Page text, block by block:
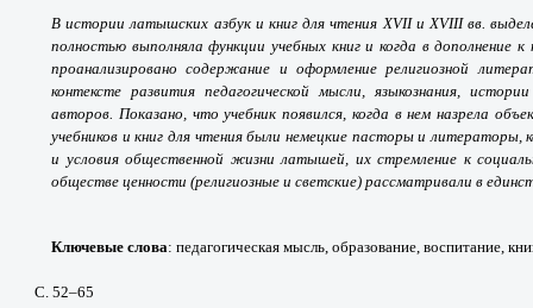
В истории латышских азбук и книг для чтения XVII и XVIII вв.
полностью выполняла функции учебных книг и когда в дополнение
проанализировано содержание и оформление религиозной
контексте развития педагогической мысли,языкознания,
авторов. Показано, что учебник появился, когда в нем назрела
учебников и книг для чтения были немецкие пасторы и литераторы,
и условия общественной жизни латышей, их стремление к
обществе ценности (религиозные и светские) рассматривали в
Ключевые слова: педагогическая мысль, образование, воспитание,
С. 52–65